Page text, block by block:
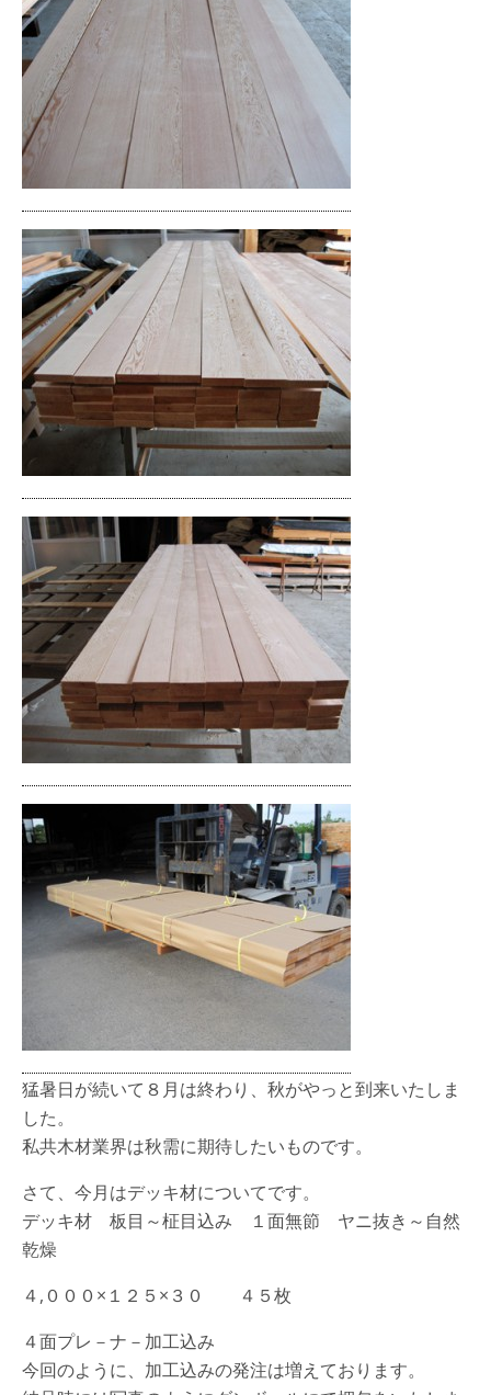
猛暑日が続いて８月は終わり、秋がやっと到来いたしま
した。
私共木材業界は秋需に期待したいものです。
さて、今月はデッキ材についてです。
デッキ材 板目～柾目込み １面無節 ヤニ抜き～自然
乾燥
４,０００×１２５×３０ ４５枚
４面プレ－ナ－加工込み
今回のように、加工込みの発注は増えております。